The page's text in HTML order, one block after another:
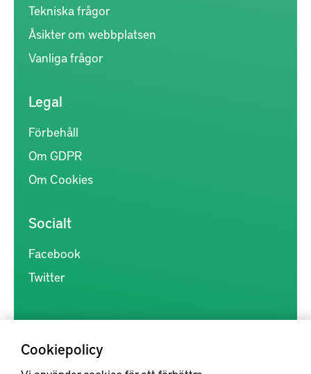
Cookiepolicy
Tekniska frågor
Åsikter om webbplatsen
Vanliga frågor
Legal
Förbehåll
Om GDPR
Om Cookies
Socialt
Facebook
Twitter